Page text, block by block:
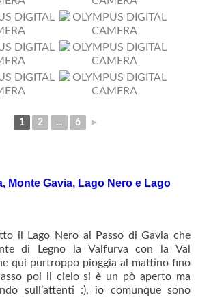
1 2 ... 6 ►
Monte Gavia, Lago Nero e Lago
il Lago Nero al Passo di Gavia che
di Legno la Valfurva con la Val
qui purtroppo pioggia al mattino fino
poi il cielo si è un pò aperto ma
sull’attenti :), io comunque sono